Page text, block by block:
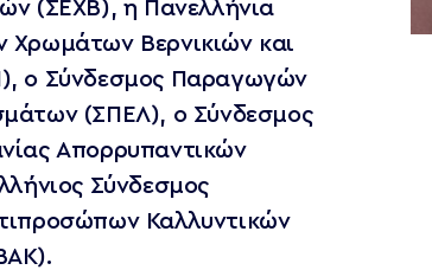
(ΣΕΧΒ), η Πανελλήνια
Χρωμάτων Βερνικιών και
ο Σύνδεσμος Παραγωγών
(ΣΠΕΛ), ο Σύνδεσμος
Απορρυπαντικών
Σύνδεσμος
Καλλυντικών